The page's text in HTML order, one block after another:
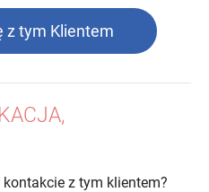
z tym Klientem
z tym klientem?